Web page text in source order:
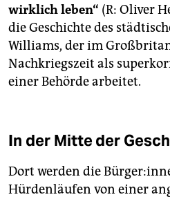
wirklich leben“ (R: Oliver
die Geschichte des
Williams, der im
Nachkriegszeit als
einer Behörde arbeitet.
In der Mitte der
Dort werden die
Hürdenläufen von einer